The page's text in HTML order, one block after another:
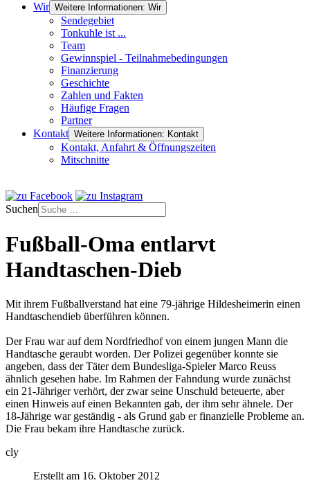
Wir Weitere Informationen: Wir
Sendegebiet
Tonkuhle ist ...
Team
Gewinnspiel - Teilnahmebedingungen
Finanzierung
Geschichte
Zahlen und Fakten
Häufige Fragen
Partner
Kontakt Weitere Informationen: Kontakt
Kontakt, Anfahrt & Öffnungszeiten
Mitschnitte
Suchen
Fußball-Oma entlarvt
Handtaschen-Dieb
Mit ihrem Fußballverstand hat eine 79-jährige Hildesheimerin einen
Handtaschendieb überführen können.
Der Frau war auf dem Nordfriedhof von einem jungen Mann die
Handtasche geraubt worden. Der Polizei gegenüber konnte sie
angeben, dass der Täter dem Bundesliga-Spieler Marco Reuss
ähnlich gesehen habe. Im Rahmen der Fahndung wurde zunächst
ein 21-Jähriger verhört, der zwar seine Unschuld beteuerte, aber
einen Hinweis auf einen Bekannten gab, der ihm sehr ähnele. Der
18-Jährige war geständig - als Grund gab er finanzielle Probleme an.
Die Frau bekam ihre Handtasche zurück.
cly
Erstellt am 16. Oktober 2012